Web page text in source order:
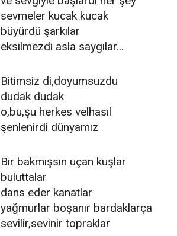
sevmeler kucak kucak
büyürdü şarkılar
eksilmezdi asla saygılar...
Bitimsiz di,doyumsuzdu
dudak dudak
o,bu,şu herkes velhasıl
şenlenirdi dünyamız
Bir bakmışsın uçan kuşlar
buluttalar
dans eder kanatlar
yağmurlar boşanır bardaklarça
sevilir,sevinir topraklar